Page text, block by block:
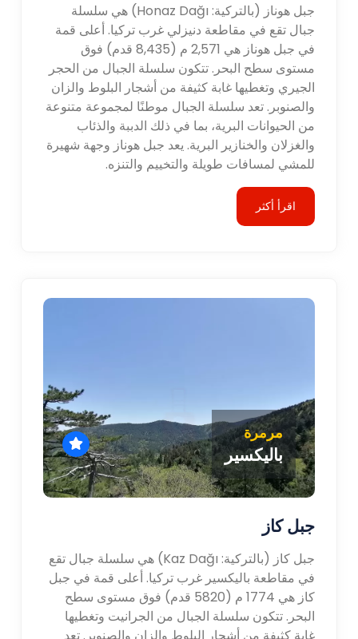
جبل هوناز (بالتركية: Honaz Dağı) هي سلسلة
جبال تقع في مقاطعة دنيزلي غرب تركيا. أعلى قمة
في جبل هوناز هي 2,571 م (8,435 قدم) فوق
مستوى سطح البحر. تتكون سلسلة الجبال من الحجر
الجيري وتغطيها غابة كثيفة من أشجار البلوط والزان
والصنوبر. تعد سلسلة الجبال موطنًا لمجموعة متنوعة
من الحيوانات البرية، بما في ذلك الدببة والذئاب
والغزلان والخنازير البرية. يعد جبل هوناز وجهة شهيرة
للمشي لمسافات طويلة والتخييم والتنزه.
اقرأ أكثر
مرمرة
باليكسير
جبل كاز
جبل كاز (بالتركية: Kaz Dağı) هي سلسلة جبال تقع
في مقاطعة باليكسير غرب تركيا. أعلى قمة في جبل
كاز هي 1774 م (5820 قدم) فوق مستوى سطح
البحر. تتكون سلسلة الجبال من الجرانيت وتغطيها